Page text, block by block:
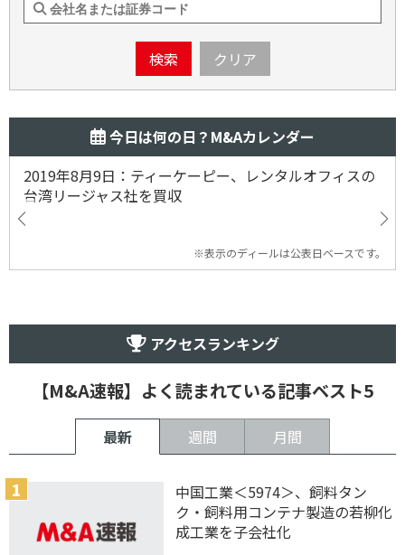
検索 クリア
今日は何の日？M&Aカレンダー
2019年8月9日：ティーケーピー、レンタルオフィスの
台湾リージャス社を買収
※表示のディールは公表日ベースです。
アクセスランキング
【M&A速報】よく読まれている記事ベスト5
最新 週間 月間
中国工業＜5974＞、飼料タン
ク・飼料用コンテナ製造の若柳化
成工業を子会社化